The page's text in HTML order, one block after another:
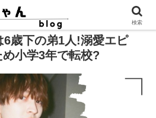
6歳下の弟1人!溺愛エピ
小学3年で転校?
検索